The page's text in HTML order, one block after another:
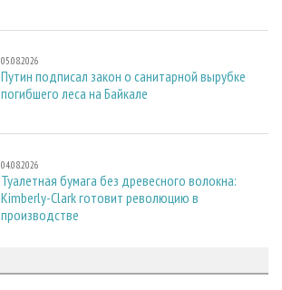
05.08.2026
Путин подписал закон о санитарной вырубке
погибшего леса на Байкале
04.08.2026
Туалетная бумага без древесного волокна:
Kimberly-Clark готовит революцию в
производстве